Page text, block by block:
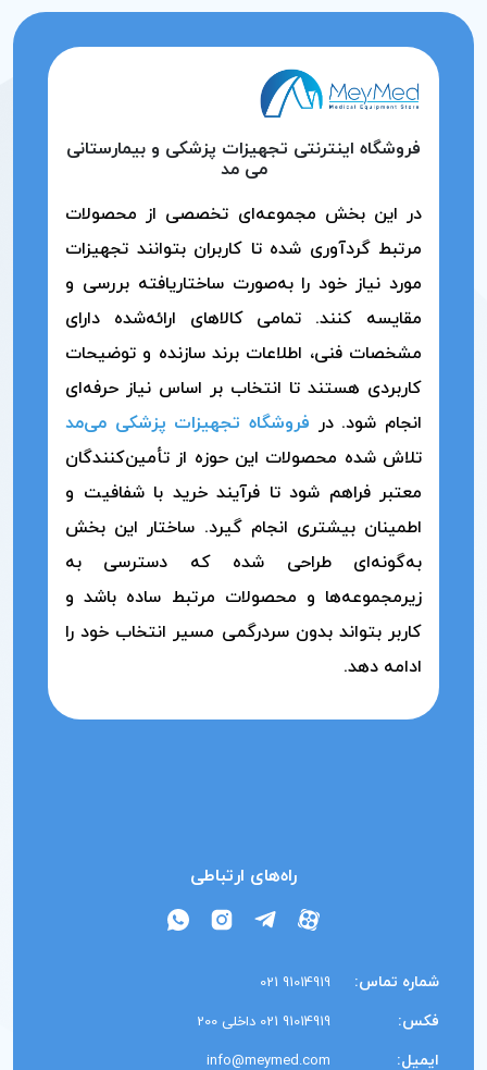
فروشگاه اینترنتی تجهیزات پزشکی و بیمارستانی
می مد
در این بخش مجموعه‌ای تخصصی از محصولات
مرتبط گردآوری شده تا کاربران بتوانند تجهیزات
مورد نیاز خود را به‌صورت ساختاریافته بررسی و
مقایسه کنند. تمامی کالاهای ارائه‌شده دارای
مشخصات فنی، اطلاعات برند سازنده و توضیحات
کاربردی هستند تا انتخاب بر اساس نیاز حرفه‌ای
انجام شود. در فروشگاه تجهیزات پزشکی می‌مد
تلاش شده محصولات این حوزه از تأمین‌کنندگان
معتبر فراهم شود تا فرآیند خرید با شفافیت و
اطمینان بیشتری انجام گیرد. ساختار این بخش
به‌گونه‌ای طراحی شده که دسترسی به
زیرمجموعه‌ها و محصولات مرتبط ساده باشد و
کاربر بتواند بدون سردرگمی مسیر انتخاب خود را
ادامه دهد.
راه‌های ارتباطی
شماره تماس: 91014919 021
فکس: 91014919 021 داخلی 200
ایمیل: info@meymed.com